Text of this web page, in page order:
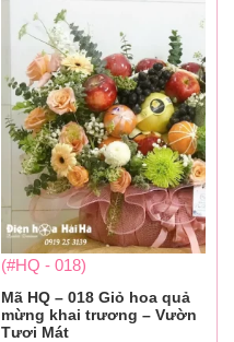
(#HQ - 018)
Mã HQ – 018 Giỏ hoa quả
mừng khai trương – Vườn
Tươi Mát